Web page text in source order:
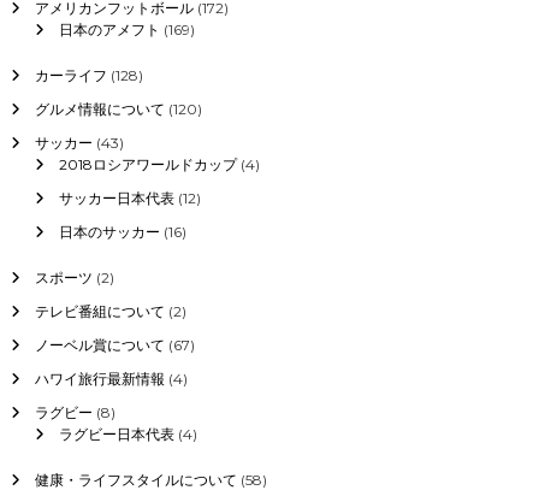
アメリカンフットボール(172)
日本のアメフト (169)
カーライフ (128)
グルメ情報について (120)
サッカー (43)
2018ロシアワールドカップ(4)
サッカー日本代表(12)
日本のサッカー (16)
スポーツ (2)
テレビ番組について (2)
ノーベル賞について (67)
ハワイ旅行最新情報 (4)
ラグビー (8)
ラグビー日本代表(4)
健康・ライフスタイルについて (58)